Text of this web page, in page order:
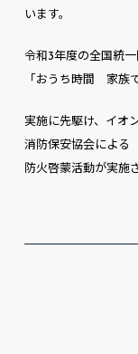
います。
令和3年度の全国統
「おうち時間 家族
実施に先駆け、イオ
消防保安協会による
防火啓蒙活動が実施